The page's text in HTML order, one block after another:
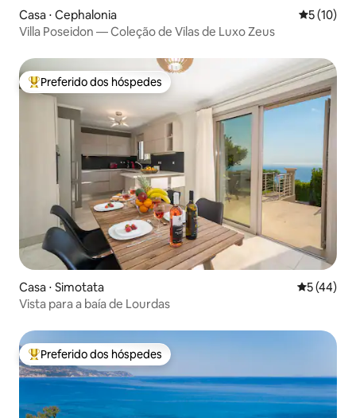
Casa ⋅ Cephalonia 5 de uma
5 (10)
Villa Poseidon — Coleção de Vilas de Luxo Zeus
Entre os melhores preferidos dos hóspedes
Preferido dos hóspedes
Casa ⋅ Simotata 5 de uma
5 (44)
Vista para a baía de Lourdas
Entre os melhores preferidos dos hóspedes
Preferido dos hóspedes